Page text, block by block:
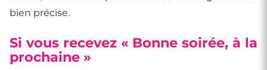
bien précise.
Si vous recevez « Bonne soirée, à la
prochaine »